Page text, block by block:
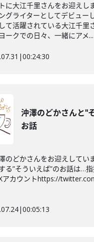
に大江千里さんをお迎えし
グライターとしてデビュー
て活躍されている大江千里
ークでの日々、一緒にアメ...
|00:24:30
沖澤のどかさんと"
お話
のどかさんをお迎えしてい
る”そういえば”のお話は…
アカウントhttps://
|00:05:13